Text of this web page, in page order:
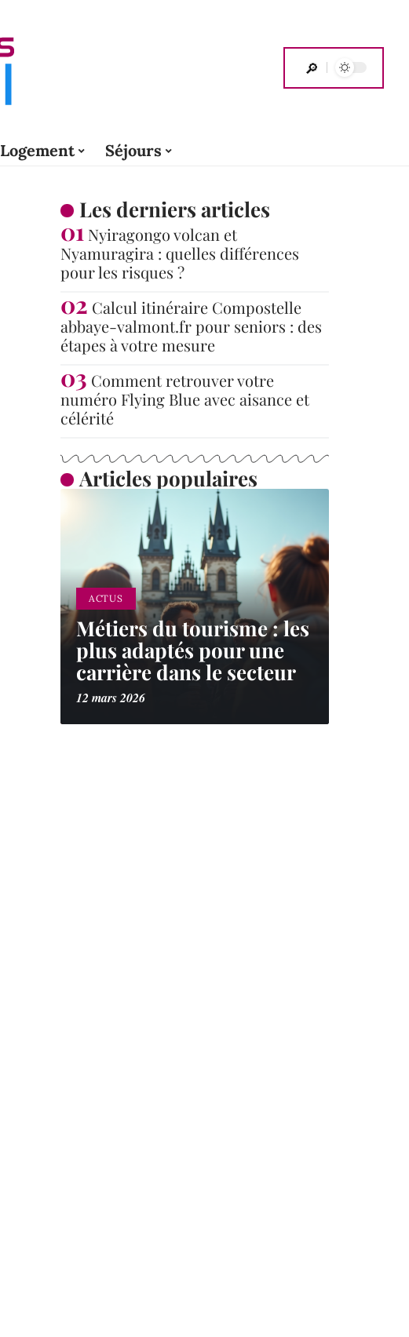
Logement Séjours
Les derniers articles
Nyiragongo volcan et
Nyamuragira : quelles différences
pour les risques ?
Calcul itinéraire Compostelle
abbaye-valmont.fr pour seniors : des
étapes à votre mesure
Comment retrouver votre
numéro Flying Blue avec aisance et
célérité
Articles populaires
ACTUS
Métiers du tourisme : les
plus adaptés pour une
carrière dans le secteur
12 mars 2026